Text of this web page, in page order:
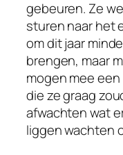
gebeuren. Ze
sturen naar het
om dit jaar
brengen, maar
mogen mee
die ze graag
afwachten wat
liggen wachten